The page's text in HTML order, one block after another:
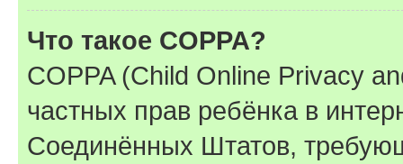
Что такое COPPA?
COPPA (Child Online Privacy
частных прав ребёнка в
Соединённых Штатов,